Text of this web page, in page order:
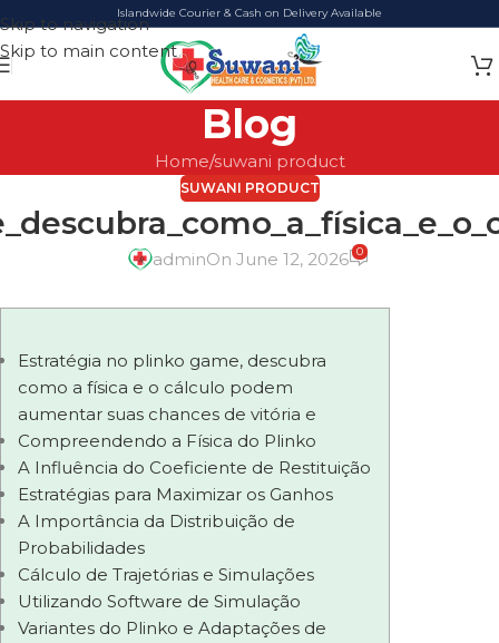
Skip to navigation
Skip to main content
Islandwide Courier & Cash on Delivery Available
Blog
Home suwani product
SUWANI PRODUCT
adminOn June 12, 2026 0
Estratégia no plinko game, descubra
como a física e o cálculo podem
aumentar suas chances de vitória e
Compreendendo a Física do Plinko
A Influência do Coeficiente de Restituição
Estratégias para Maximizar os Ganhos
A Importância da Distribuição de
Probabilidades
Cálculo de Trajetórias e Simulações
Utilizando Software de Simulação
Variantes do Plinko e Adaptações de